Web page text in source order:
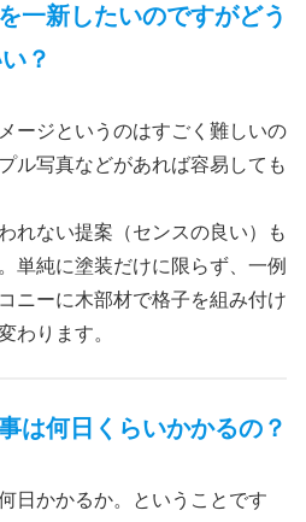
一新したいのですがどう
？
ージというのはすごく難しいの
ル写真などがあれば容易しても
れない提案（センスの良い）も
単純に塗装だけに限らず、一例
ニーに木部材で格子を組み付け
わります。
は何日くらいかかるの？
日かかるか。ということです